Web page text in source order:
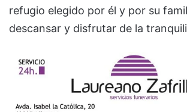
refugio elegido por él y por su
descansar y disfrutar de la